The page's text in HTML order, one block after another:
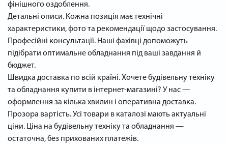
фінішного оздоблення.
Детальні описи. Кожна позиція має технічні
характеристики, фото та рекомендації щодо застосування.
Професійні консультації. Наші фахівці допоможуть
підібрати оптимальне обладнання під ваші завдання й
бюджет.
Швидка доставка по всій країні. Хочете будівельну техніку
та обладнання купити в інтернет-магазині? У нас —
оформлення за кілька хвилин і оперативна доставка.
Прозора вартість. Усі товари в каталозі мають актуальні
ціни. Ціна на будівельну техніку та обладнання —
остаточна, без прихованих платежів.